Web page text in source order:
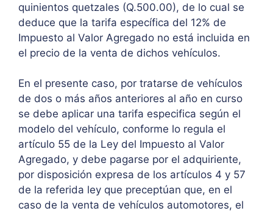
quinientos quetzales (Q.500.00), de lo cual se
deduce que la tarifa específica del 12% de
Impuesto al Valor Agregado no está incluida en
el precio de la venta de dichos vehículos.
En el presente caso, por tratarse de vehículos
de dos o más años anteriores al año en curso
se debe aplicar una tarifa especifica según el
modelo del vehículo, conforme lo regula el
artículo 55 de la Ley del Impuesto al Valor
Agregado, y debe pagarse por el adquiriente,
por disposición expresa de los artículos 4 y 57
de la referida ley que preceptúan que, en el
caso de la venta de vehículos automotores, el